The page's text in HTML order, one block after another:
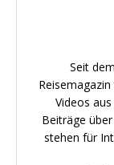
Seit
Videos
Beiträge
stehen für